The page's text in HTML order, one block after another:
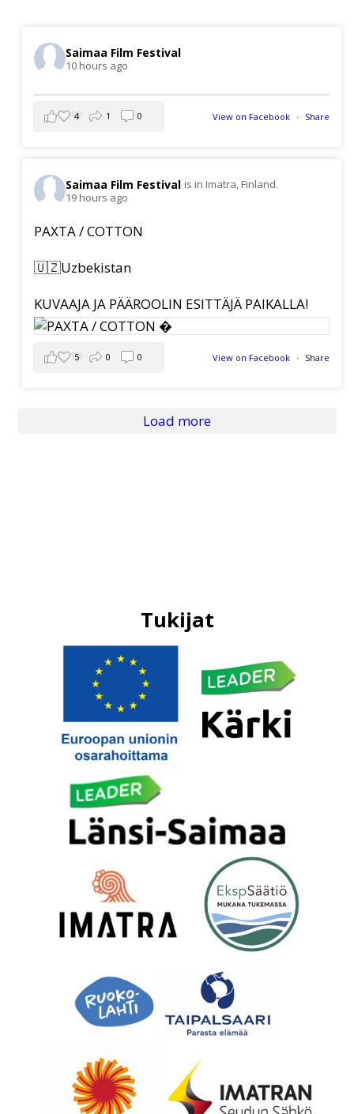
Saimaa Film Festival
10 hours ago
View on Facebook · Share
4 1 0
Saimaa Film Festival is in Imatra, Finland.
19 hours ago
PAXTA / COTTON
🇺🇿Uzbekistan
KUVAAJA JA PÄÄROOLIN ESITTÄJÄ PAIKALLA!
View on Facebook · Share
5 0 0
Load more
Tukijat